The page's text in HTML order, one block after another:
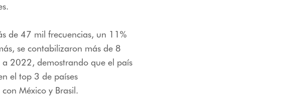
de 47 mil frecuencias, un 11%
se contabilizaron más de 8
a 2022, demostrando que el país
el top 3 de países
México y Brasil.